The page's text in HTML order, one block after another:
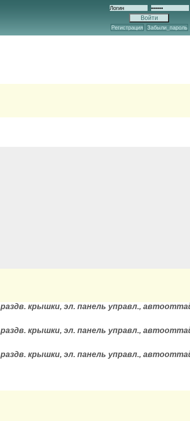
Регистрация Забыли_пароль
крышки, эл. панель управл.,
крышки, эл. панель управл.,
крышки, эл. панель управл.,